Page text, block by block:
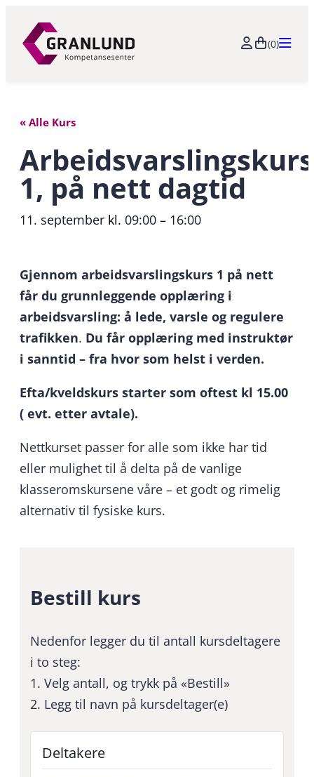
(0)
« Alle Kurs
Arbeidsvarslingskurs
1, på nett dagtid
11. september kl. 09:00 – 16:00
Gjennom arbeidsvarslingskurs 1 på nett
får du grunnleggende opplæring i
arbeidsvarsling: å lede, varsle og regulere
trafikken. Du får opplæring med instruktør
i sanntid – fra hvor som helst i verden.
Efta/kveldskurs starter som oftest kl 15.00
( evt. etter avtale).
Nettkurset passer for alle som ikke har tid
eller mulighet til å delta på de vanlige
klasseromskursene våre – et godt og rimelig
alternativ til fysiske kurs.
Bestill kurs
Nedenfor legger du til antall kursdeltagere
i to steg:
1. Velg antall, og trykk på «Bestill»
2. Legg til navn på kursdeltager(e)
Deltakere